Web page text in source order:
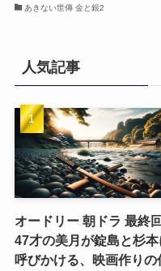
あきない世傳 金と銀2
人気記事
オードリー 朝ドラ 最終回
47才の美月が錠島と杉本
呼びかける、映画作りの